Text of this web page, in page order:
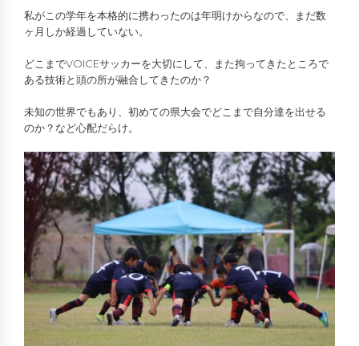
私がこの学年を本格的に携わったのは年明けからなので、まだ数
ヶ月しか経過していない。
どこまでVOICEサッカーを大切にして、また拘ってきたところで
ある技術と頭の所が融合してきたのか？
未知の世界でもあり、初めての県大会でどこまで自分達を出せる
のか？など心配だらけ。